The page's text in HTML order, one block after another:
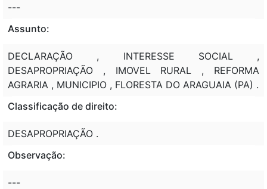
---
Assunto:
DECLARAÇÃO , INTERESSE SOCIAL ,
DESAPROPRIAÇÃO , IMOVEL RURAL , REFORMA
AGRARIA , MUNICIPIO , FLORESTA DO ARAGUAIA (PA) .
Classificação de direito:
DESAPROPRIAÇÃO .
Observação:
---